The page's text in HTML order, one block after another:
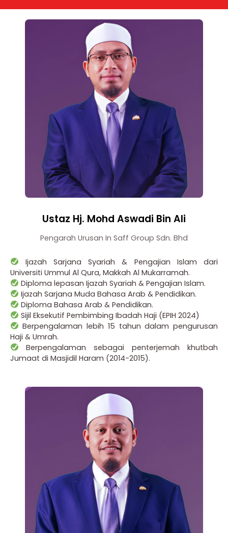
Ustaz Hj. Mohd Aswadi Bin Ali
Pengarah Urusan In Saff Group Sdn. Bhd
Ijazah Sarjana Syariah & Pengajian Islam dari
Universiti Ummul Al Qura, Makkah Al Mukarramah.
Diploma lepasan Ijazah Syariah & Pengajian Islam.
Ijazah Sarjana Muda Bahasa Arab & Pendidikan.
Diploma Bahasa Arab & Pendidikan.
Sijil Eksekutif Pembimbing Ibadah Haji (EPIH 2024)
Berpengalaman lebih 15 tahun dalam pengurusan
Haji & Umrah.
Berpengalaman sebagai penterjemah khutbah
Jumaat di Masjidil Haram (2014-2015).